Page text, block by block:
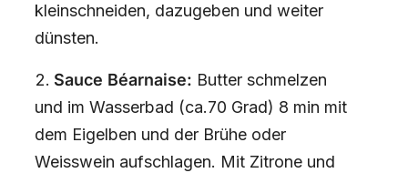
kleinschneiden, dazugeben und weiter
dünsten.
Sauce Béarnaise: Butter schmelzen
und im Wasserbad (ca.70 Grad) 8 min mit
dem Eigelben und der Brühe oder
Weisswein aufschlagen. Mit Zitrone und